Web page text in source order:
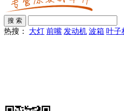
热搜： 大灯 前嘴 发动机 波箱 叶子